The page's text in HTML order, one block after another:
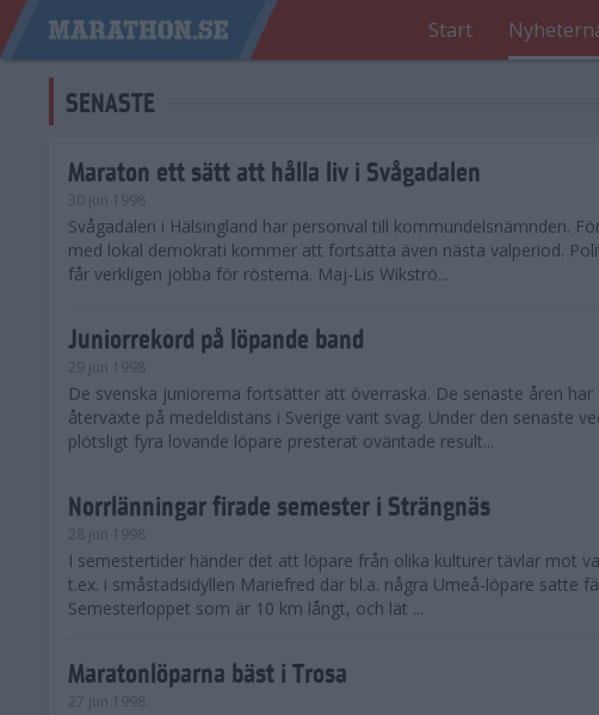
Start
SENASTE
Maraton ett sätt att hålla liv i Svågadalen
30 jun 1998
Svågadalen i Hälsingland har personval till kommundelsnämnden.
med lokal demokrati kommer att fortsätta även nästa valperiod.
får verkligen jobba för rösterna. Maj-Lis Wikströ...
Juniorrekord på löpande band
29 jun 1998
De svenska juniorerna fortsätter att överraska. De senaste åren har
återväxte på medeldistans i Sverige varit svag. Under den senaste
plötsligt fyra lovande löpare presterat oväntade result...
Norrlänningar firade semester i Strängnäs
28 jun 1998
I semestertider händer det att löpare från olika kulturer tävlar mot
t.ex. i småstadsidyllen Mariefred där bl.a. några Umeå-löpare satte
Semesterloppet som är 10 km långt, och lät ...
Maratonlöparna bäst i Trosa
27 jun 1998